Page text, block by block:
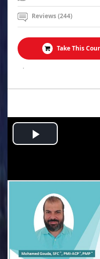
Reviews (244)
Take This
.
Play